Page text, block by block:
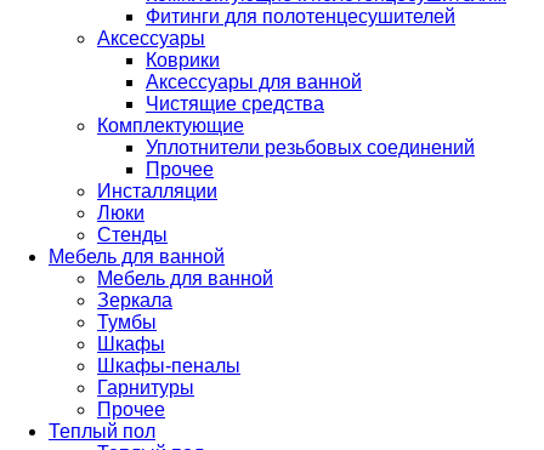
Фитинги для полотенцесушителей
Аксессуары
Коврики
Аксессуары для ванной
Чистящие средства
Комплектующие
Уплотнители резьбовых соединений
Прочее
Инсталляции
Люки
Стенды
Мебель для ванной
Мебель для ванной
Зеркала
Тумбы
Шкафы
Шкафы-пеналы
Гарнитуры
Прочее
Теплый пол